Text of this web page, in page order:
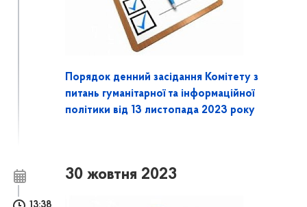
Порядок денний засідання Комітету з
питань гуманітарної та інформаційної
політики від 13 листопада 2023 року
30 жовтня 2023